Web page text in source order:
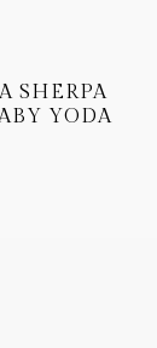
SHERPA
YODA